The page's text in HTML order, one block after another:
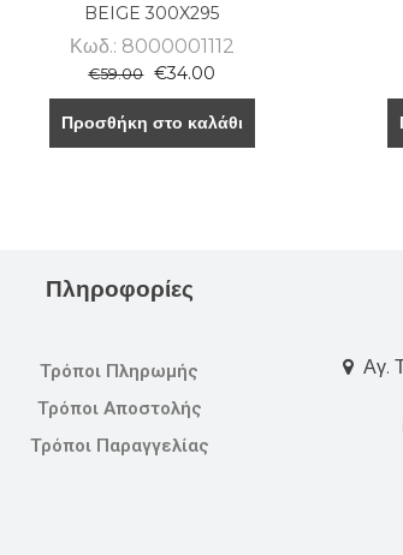
BEIGE 300X295
Κωδ.: 8000001112
€59.00 €34.00
Προσθήκη στο καλάθι
Πληροφορίες
Τρόποι Πληρωμής
Τρόποι Αποστολής
Τρόποι Παραγγελίας
Αγ.